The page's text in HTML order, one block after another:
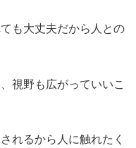
も大丈夫だから人との
視野も広がっていいこ
れるから人に触れたく